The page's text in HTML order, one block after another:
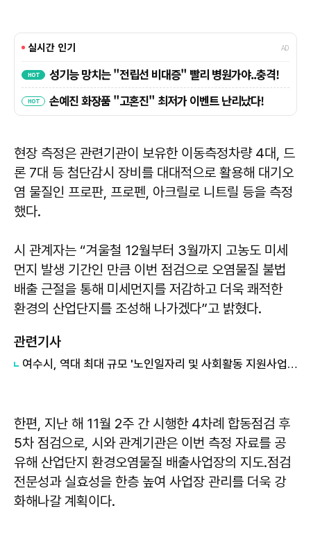
현장 측정은 관련기관이 보유한 이동측정차량 4대, 드
론 7대 등 첨단감시 장비를 대대적으로 활용해 대기오
염 물질인 프로판, 프로펜, 아크릴로 니트릴 등을 측정
했다.
시 관계자는 “겨울철 12월부터 3월까지 고농도 미세
먼지 발생 기간인 만큼 이번 점검으로 오염물질 불법
배출 근절을 통해 미세먼지를 저감하고 더욱 쾌적한
환경의 산업단지를 조성해 나가겠다”고 밝혔다.
관련기사
여수시, 역대 최대 규모 '노인일자리 및 사회활동 지원사업' 추진
한편, 지난 해 11월 2주 간 시행한 4차례 합동점검 후
5차 점검으로, 시와 관계기관은 이번 측정 자료를 공
유해 산업단지 환경오염물질 배출사업장의 지도․점검
전문성과 실효성을 한층 높여 사업장 관리를 더욱 강
화해나갈 계획이다.